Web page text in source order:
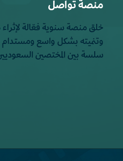
منصة تواصل
خلق منصة سنوية فعّالة لإثراء
وتنميته بشكل واسع
سلسة بين المختصين